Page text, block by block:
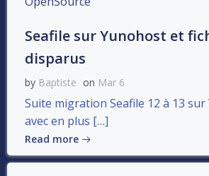
Seafile sur Yunohost et
disparus
by Baptiste on Mar 6
Suite migration Seafile 12 à 13
avec en plus […]
Read more